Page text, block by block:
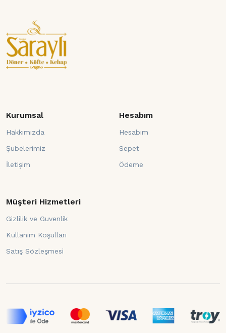
Kurumsal
Hakkımızda
Şubelerimiz
İletişim
Hesabım
Hesabım
Sepet
Ödeme
Müşteri Hizmetleri
Gizlilik ve Guvenlik
Kullanım Koşulları
Satış Sözleşmesi